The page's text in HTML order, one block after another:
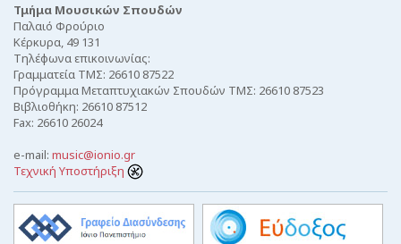
Τμήμα Μουσικών Σπουδών
Παλαιό Φρούριο
Κέρκυρα, 49 131
Τηλέφωνα επικοινωνίας:
Γραμματεία ΤΜΣ: 26610 87522
Πρόγραμμα Μεταπτυχιακών Σπουδών ΤΜΣ: 26610 87523
Βιβλιοθήκη: 26610 87512
Fax: 26610 26024
e-mail: music@ionio.gr
Τεχνική Υποστήριξη